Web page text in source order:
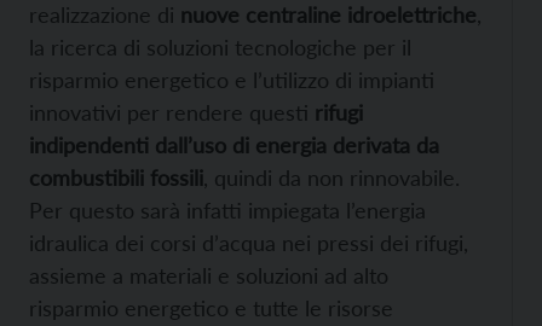
realizzazione di nuove centraline idroelettriche
la ricerca di soluzioni tecnologiche per il
risparmio energetico e l’utilizzo di impianti
innovativi per rendere questi rifugi
indipendenti dall’uso di energia derivata da
combustibili fossili , quindi da non rinnovabile.
Per questo sarà infatti impiegata l’energia
idraulica dei corsi d’acqua nei pressi dei rifugi,
assieme a materiali e soluzioni ad alto
risparmio energetico e tutte le risorse